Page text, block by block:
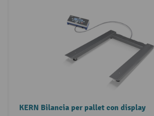
KERN Bilancia per pallet con display